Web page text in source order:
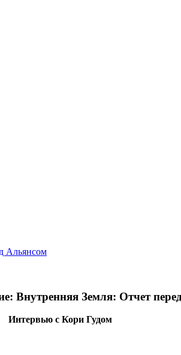
Альянсом
Внутренняя Земля: Отчет
Интервью с Кори Гудом